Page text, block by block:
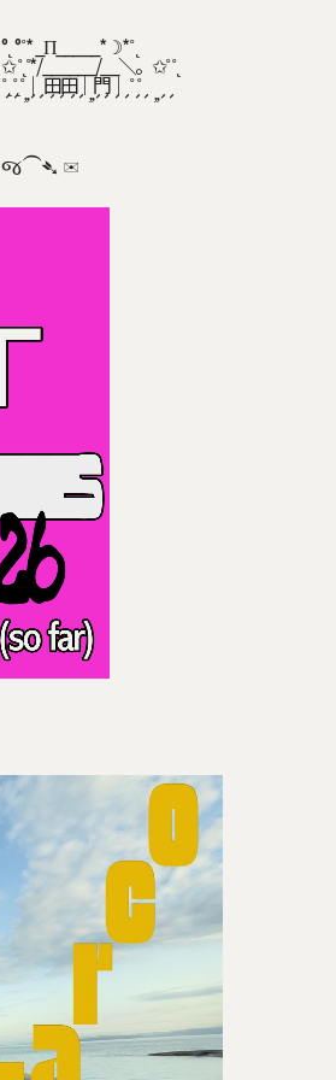
° ˛ ° ˚* _Π_____*☽*˚ ˛
✩ ˚˛˚*/______/__＼。✩˚ ˚˛
˚ ˛˚˛˚｜ 田田｜門｜ ˚ ˚
´´ ̛ ̛ ´´ ´´ ´´ ̛ ̛ ´´ ´´ ´´ ̛ ̛ ´´
જ⁀➴ ✉︎